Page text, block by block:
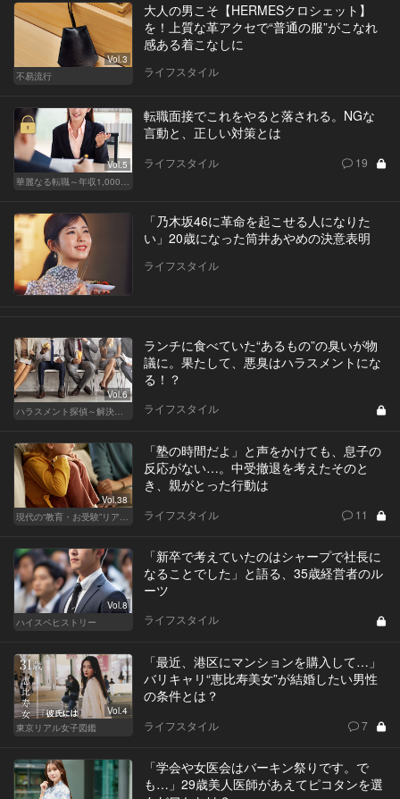
Vol.3
不易流行
大人の男こそ【HERMESクロシェット】
を！上質な革アクセで“普通の服”がこなれ
感ある着こなしに
ライフスタイル
Vol.5
華麗なる転職～年収1,000万超の道～
転職面接でこれをやると落される。NGな
言動と、正しい対策とは
ライフスタイル 19
「乃木坂46に革命を起こせる人になりた
い」20歳になった筒井あやめの決意表明
ライフスタイル
Vol.6
ハラスメント探偵～解決編～
ランチに食べていた“あるもの”の臭いが物
議に。果たして、悪臭はハラスメントにな
る！？
ライフスタイル
Vol.38
現代の“教育・お受験”リアルドキュメント
「塾の時間だよ」と声をかけても、息子の
反応がない…。中受撤退を考えたそのと
き、親がとった行動は
ライフスタイル 11
Vol.8
ハイスペヒストリー
「新卒で考えていたのはシャープで社長に
なることでした」と語る、35歳経営者のル
ーツ
ライフスタイル
Vol.4
東京リアル女子図鑑
「最近、港区にマンションを購入して…」
バリキャリ“恵比寿美女”が結婚したい男性
の条件とは？
ライフスタイル 7
「学会や女医会はバーキン祭りです。で
も…」29歳美人医師があえてピコタンを選